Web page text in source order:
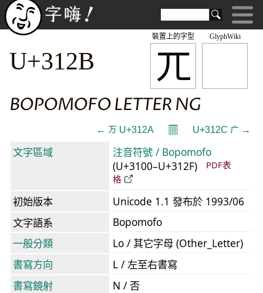
GlyphWiki
ㄫ
裝置上的字型
U+312B
BOPOMOFO LETTER NG
← ㄪ U+312A 𝄜 U+312C ㄬ →
文字區域
注音符號 / Bopomofo
(U+3100–U+312F)
PDF表
格
初始版本
Unicode 1.1 發布於 1993/06
文字語系
Bopomofo
一般分類
Lo / 其它字母 (Other_Letter)
書寫方向
L / 左至右書寫
書寫鏡射
N / 否